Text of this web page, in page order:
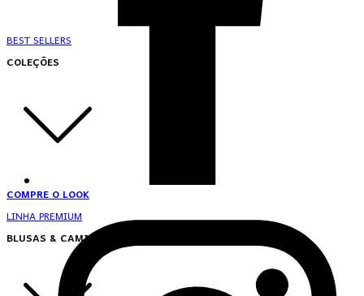
BEST SELLERS
COLEÇÕES
COMPRE O LOOK
LINHA PREMIUM
BLUSAS & CAMISAS